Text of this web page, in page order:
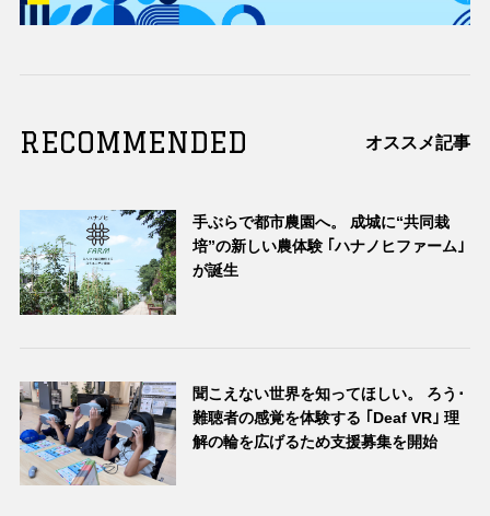
RECOMMENDED オススメ記事
手ぶらで都市農園へ。 成城に“共同栽
培”の新しい農体験 ｢ハナノヒファーム｣
が誕生
聞こえない世界を知ってほしい。 ろう･
難聴者の感覚を体験する ｢Deaf VR｣ 理
解の輪を広げるため支援募集を開始